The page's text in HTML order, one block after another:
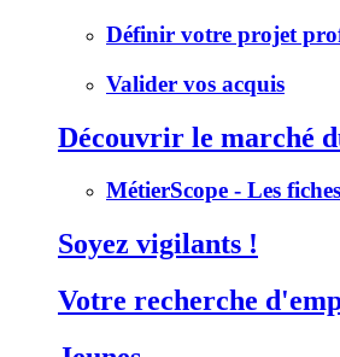
Définir votre projet
Valider vos acquis
Découvrir le marché
MétierScope - Les
Soyez vigilants !
Votre recherche